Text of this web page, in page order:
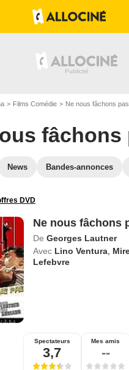
Films Comédie Ne nous fâchons pas
fâchons
News Bandes-annonces
DVD
Ne nous fâchons
De Georges Lautner
Avec Lino Ventura
Lefebvre
Spectateurs
3,7
Mes amis
--